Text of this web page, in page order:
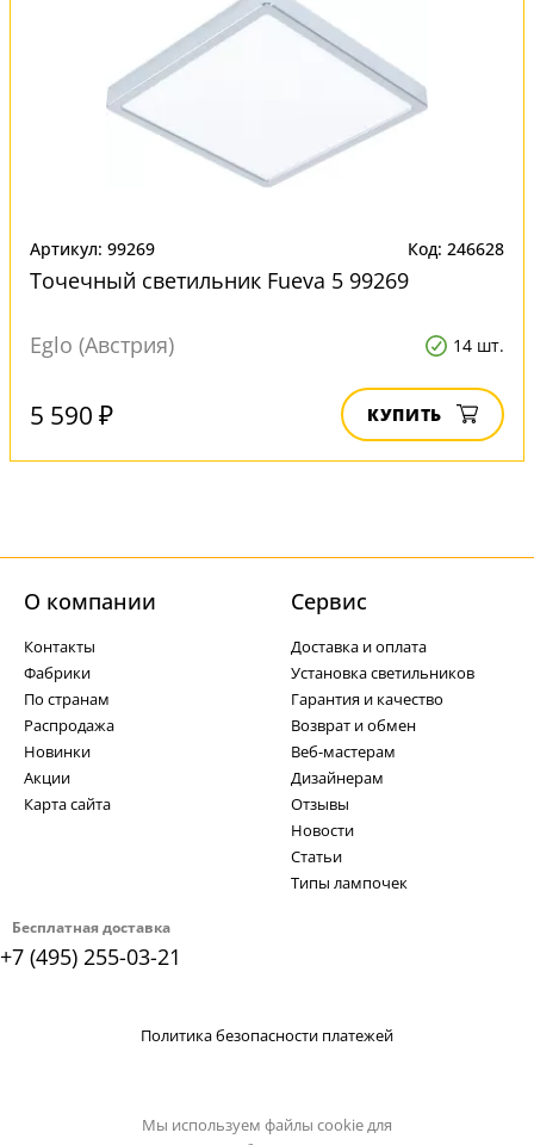
Артикул: 99269 Код: 246628
Точечный светильник Fueva 5 99269
Eglo (Австрия) 14 шт.
5 590 ₽ КУПИТЬ
Бесплатная доставка
+7 (495) 255-03-21
О компании
Контакты
Фабрики
По странам
Распродажа
Новинки
Акции
Карта сайта
Cервис
Доставка и оплата
Установка светильников
Гарантия и качество
Возврат и обмен
Веб-мастерам
Дизайнерам
Отзывы
Новости
Статьи
Типы лампочек
Политика безопасности платежей
Мы используем файлы cookie для